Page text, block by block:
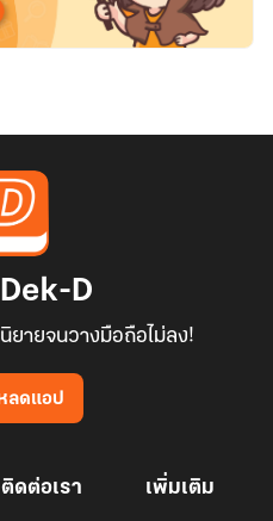
D
ายจนวางมือถือไม่ลง!
ลดแอป
ติดต่อเรา เพิ่มเติม